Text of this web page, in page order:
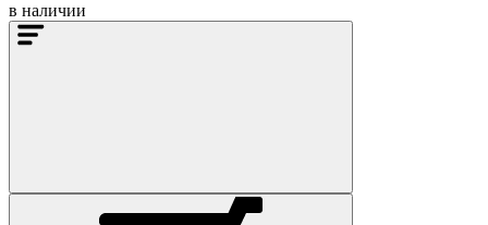
в наличии